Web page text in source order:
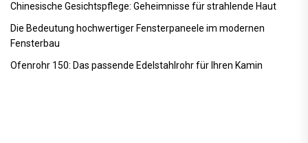
Chinesische Gesichtspflege: Geheimnisse für strahlende Haut
Die Bedeutung hochwertiger Fensterpaneele im modernen
Fensterbau
Ofenrohr 150: Das passende Edelstahlrohr für Ihren Kamin